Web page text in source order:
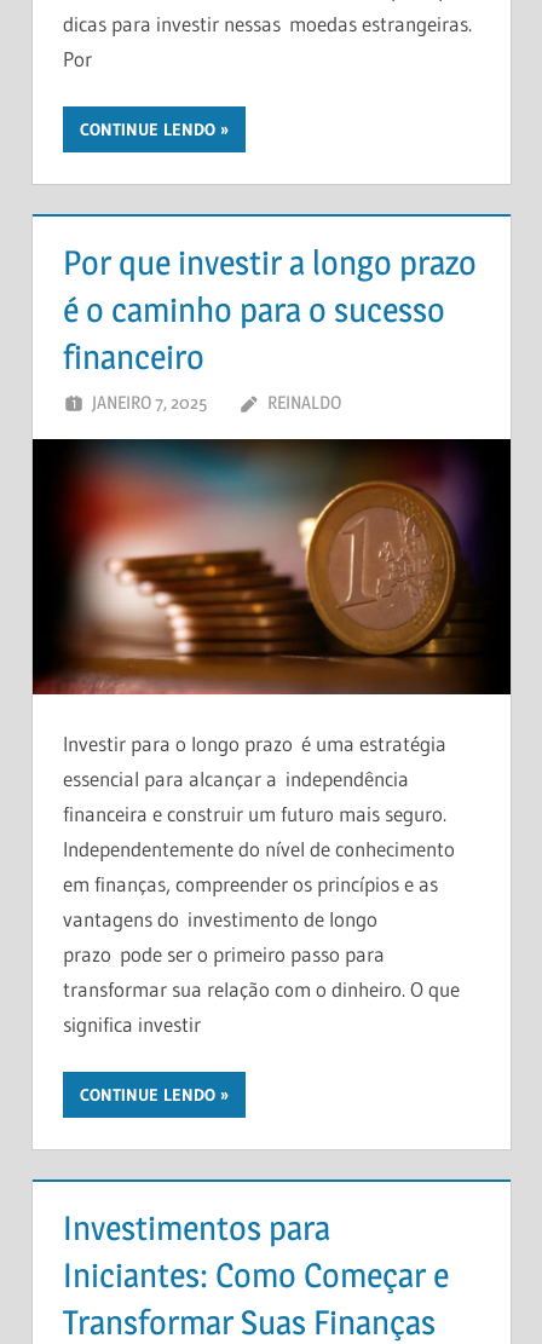
dicas para investir nessas moedas estrangeiras.
Por
CONTINUE LENDO
Por que investir a longo prazo
é o caminho para o sucesso
financeiro
JANEIRO 7, 2025 REINALDO
COMENTÁRIO
Investir para o longo prazo é uma estratégia
essencial para alcançar a independência
financeira e construir um futuro mais seguro.
Independentemente do nível de conhecimento
em finanças, compreender os princípios e as
vantagens do investimento de longo
prazo pode ser o primeiro passo para
transformar sua relação com o dinheiro. O que
significa investir
CONTINUE LENDO
Investimentos para
Iniciantes: Como Começar e
Transformar Suas Finanças